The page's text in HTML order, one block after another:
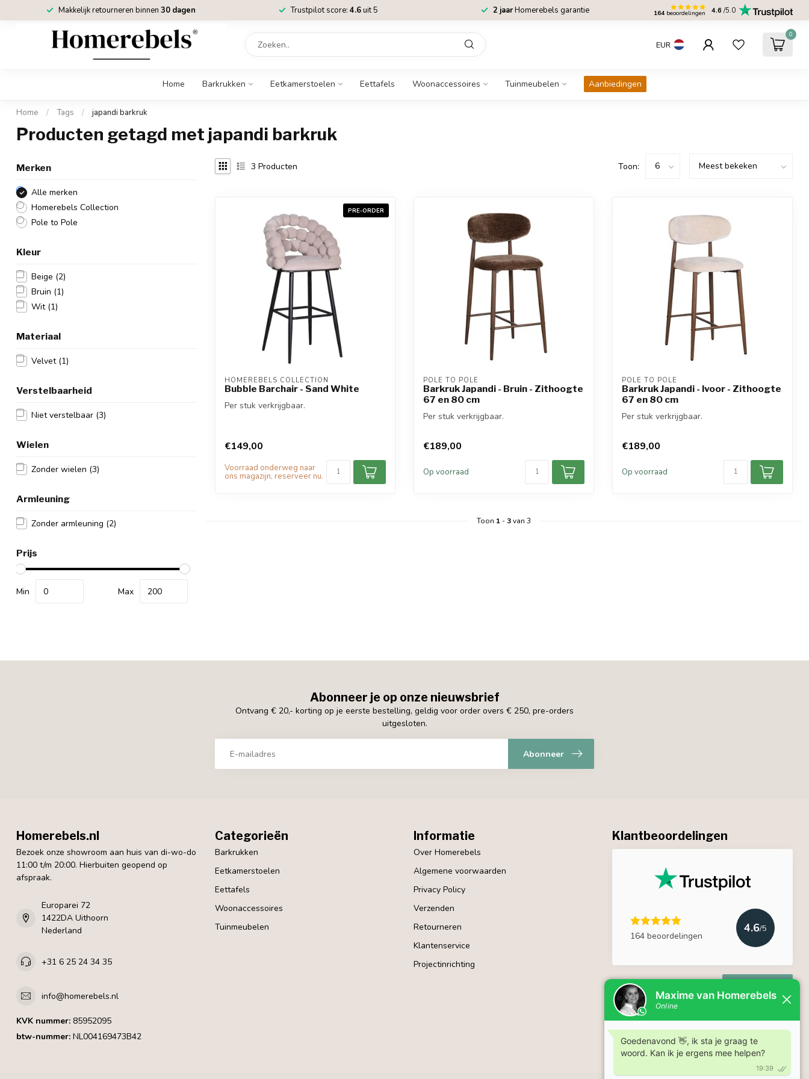
Makkelijk retourneren binnen 30 dagen Trustpilot score: 4.6uit 5 2 jaarHomerebels garantie 164 beoordelingen 4.6 /5.0
EUR
0
Home Barkrukken Eetkamerstoelen Eettafels Woonaccessoires Tuinmeubelen Aanbiedingen
Home / Tags / japandi barkruk
Producten getagd met japandi barkruk
Merken
Alle merken
Homerebels Collection
Pole to Pole
Kleur
Beige (2)
Bruin (1)
Wit (1)
Materiaal
Velvet (1)
Verstelbaarheid
Niet verstelbaar (3)
Wielen
Zonder wielen (3)
Armleuning
Zonder armleuning (2)
Prijs
Min Max
3 Producten Toon:
PRE-ORDER
HOMEREBELS COLLECTION
Bubble Barchair - Sand White
Per stuk verkrijgbaar.
€149,00
Voorraad onderweg naar
ons magazijn, reserveer nu.
POLE TO POLE
Barkruk Japandi - Bruin - Zithoogte
67 en 80 cm
Per stuk verkrijgbaar.
€189,00
Op voorraad
POLE TO POLE
Barkruk Japandi - Ivoor - Zithoogte
67 en 80 cm
Per stuk verkrijgbaar.
€189,00
Op voorraad
Toon 1-3van 3
Abonneer je op onze nieuwsbrief
Ontvang € 20,- korting op je eerste bestelling, geldig voor order overs € 250, pre-orders
uitgesloten.
Abonneer
Homerebels.nl
Bezoek onze showroom aan huis van di-wo-do
11:00 t/m 20:00. Hierbuiten geopend op
afspraak.
Europarei 72
1422DA Uithoorn
Nederland
+31 6 25 24 34 35
info@homerebels.nl
KVK nummer: 85952095
btw-nummer: NL004169473B42
Categorieën
Barkrukken
Eetkamerstoelen
Eettafels
Woonaccessoires
Tuinmeubelen
Informatie
Over Homerebels
Algemene voorwaarden
Privacy Policy
Verzenden
Retourneren
Klantenservice
Projectinrichting
Klantbeoordelingen
164 beoordelingen
4.6/5